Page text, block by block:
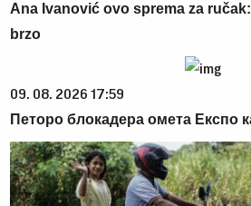
Ana Ivanović ovo sprema za
brzo
09. 08. 2026 17:59
Петоро блокадера омета Експо